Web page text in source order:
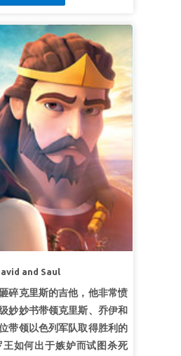
帝
奉上帝。
小看你年轻。总要在言语、
清洁上，都作信徒的榜
和合本）
的声音
的声音并顺服祂。
又来站着，像前三次呼唤
！’ 撒母耳回答说：‘请说，
书 3:10 (和合本)
空。”撒母耳记上3:19（和
and Saul
碎克里斯的吉他，他非常愤
妙妙书带领克里斯、乔伊和
带领以色列军队取得胜利的
如何出于嫉妒而试图杀死